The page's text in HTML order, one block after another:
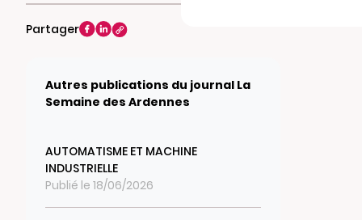
Partager
Autres publications du journal La
Semaine des Ardennes
AUTOMATISME ET MACHINE
INDUSTRIELLE
Publié le 18/06/2026